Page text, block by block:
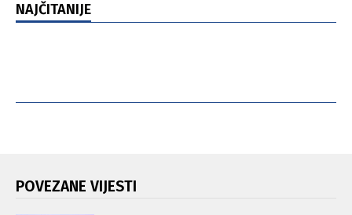
NAJČITANIJE
POVEZANE VIJESTI